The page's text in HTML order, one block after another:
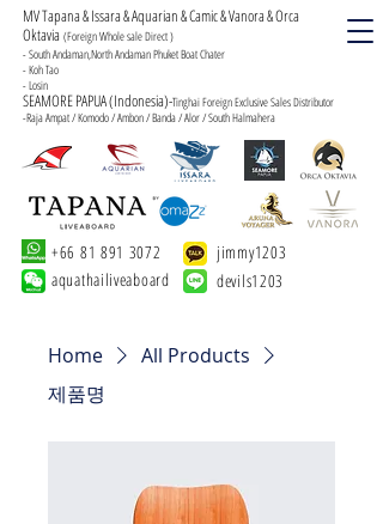
MV Tapana & Issara & Aquarian & Camic & Vanora & Orca
Oktavia (Foreign Whole sale Direct )
- South Andaman,North Andaman Phuket Boat Chater
- Koh Tao
- Losin
SEAMORE PAPUA (Indonesia)-Tinghai Foreign Exclusive Sales Distributor
-Raja Ampat / Komodo / Ambon / Banda / Alor / South Halmahera
+66 81 891 3072
aquathailiveaboard
jimmy1203
devils1203
Home
All Products
제품명